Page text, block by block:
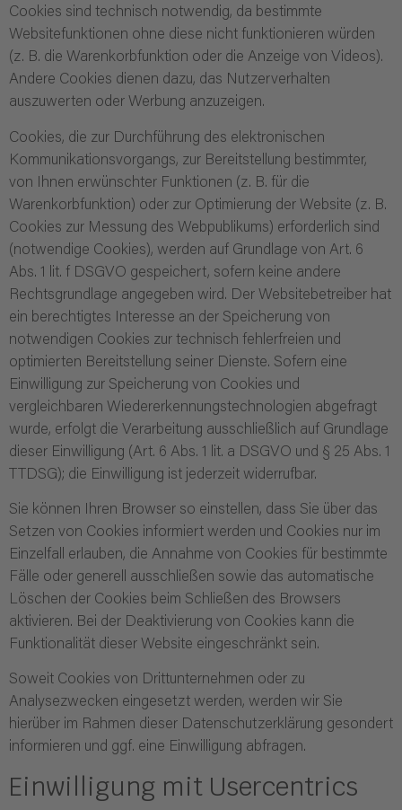
Cookies sind technisch notwendig, da bestimmte
Websitefunktionen ohne diese nicht funktionieren würden
(z. B. die Warenkorbfunktion oder die Anzeige von Videos).
Andere Cookies dienen dazu, das Nutzerverhalten
auszuwerten oder Werbung anzuzeigen.
Cookies, die zur Durchführung des elektronischen
Kommunikationsvorgangs, zur Bereitstellung bestimmter,
von Ihnen erwünschter Funktionen (z. B. für die
Warenkorbfunktion) oder zur Optimierung der Website (z. B.
Cookies zur Messung des Webpublikums) erforderlich sind
(notwendige Cookies), werden auf Grundlage von Art. 6
Abs. 1 lit. f DSGVO gespeichert, sofern keine andere
Rechtsgrundlage angegeben wird. Der Websitebetreiber hat
ein berechtigtes Interesse an der Speicherung von
notwendigen Cookies zur technisch fehlerfreien und
optimierten Bereitstellung seiner Dienste. Sofern eine
Einwilligung zur Speicherung von Cookies und
vergleichbaren Wiedererkennungstechnologien abgefragt
wurde, erfolgt die Verarbeitung ausschließlich auf Grundlage
dieser Einwilligung (Art. 6 Abs. 1 lit. a DSGVO und § 25 Abs. 1
TTDSG); die Einwilligung ist jederzeit widerrufbar.
Sie können Ihren Browser so einstellen, dass Sie über das
Setzen von Cookies informiert werden und Cookies nur im
Einzelfall erlauben, die Annahme von Cookies für bestimmte
Fälle oder generell ausschließen sowie das automatische
Löschen der Cookies beim Schließen des Browsers
aktivieren. Bei der Deaktivierung von Cookies kann die
Funktionalität dieser Website eingeschränkt sein.
Soweit Cookies von Drittunternehmen oder zu
Analysezwecken eingesetzt werden, werden wir Sie
hierüber im Rahmen dieser Datenschutzerklärung gesondert
informieren und ggf. eine Einwilligung abfragen.
Einwilligung mit Usercentrics